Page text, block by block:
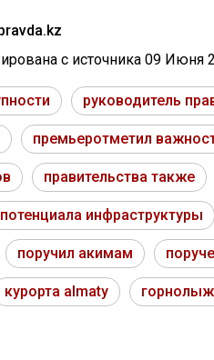
с источника 09 Июня
руководитель
премьеротметил
правительства также
потенциала инфраструктуры
поручил акимам
курорта almaty